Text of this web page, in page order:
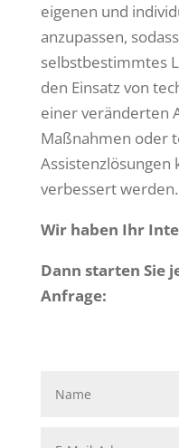
eigenen und
anzupassen,
selbstbestimmtes
den Einsatz von
einer veränderten
Maßnahmen oder
Assistenzlösungen
verbessert werden.
Wir haben Ihr
Dann starten Sie
Anfrage: